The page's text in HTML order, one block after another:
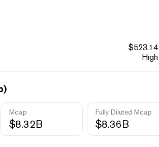
$523.14
High
Mcap
$8.32B
Fully Diluted Mcap
$8.36B